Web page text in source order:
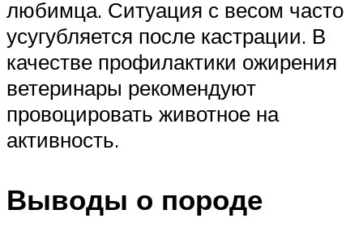
любимца. Ситуация с весом часто
усугубляется после кастрации. В
качестве профилактики ожирения
ветеринары рекомендуют
провоцировать животное на
активность.
Выводы о породе